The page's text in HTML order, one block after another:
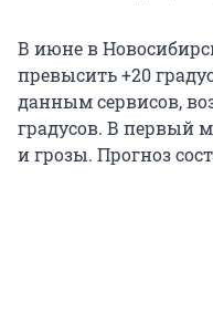
В июне в
превысить +20
данным сервисов,
градусов. В первый
и грозы. Прогноз